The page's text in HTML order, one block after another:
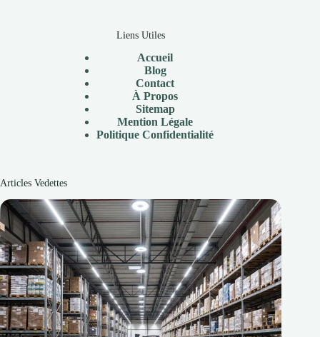
Liens Utiles
Accueil
Blog
Contact
À Propos
Sitemap
Mention Légale
Politique Confidentialité
Articles Vedettes